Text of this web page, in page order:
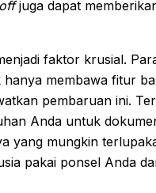
offjuga dapat
faktor krusial.
membawa fitur
pembaruan ini.
Anda untuk
yang mungkin
pakai ponsel Anda